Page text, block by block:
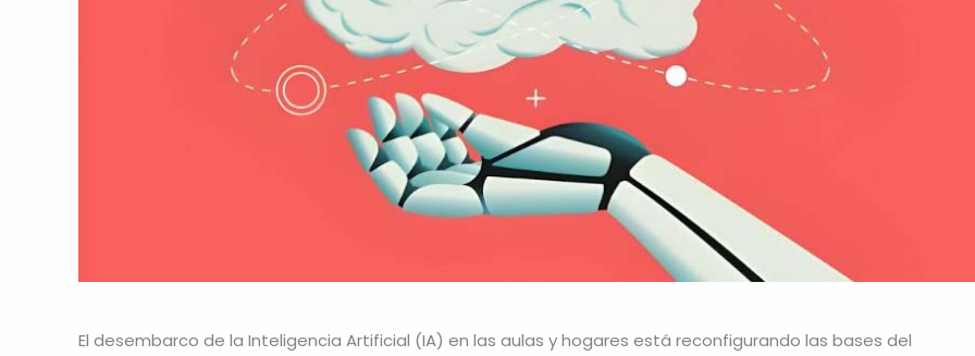
El desembarco de la Inteligencia Artificial (IA) en las aulas y hogares está reconfigurando las bases del